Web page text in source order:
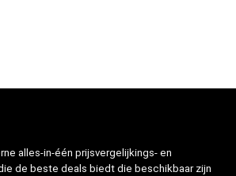
alles-in-één prijsvergelijkings- en
de beste deals biedt die beschikbaar zijn